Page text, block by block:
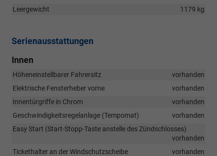
Leergewicht
1179 kg
Serienausstattungen
Innen
Höheneinstellbarer Fahrersitz
vorhanden
Elektrische Fensterheber vorne
vorhanden
Innentürgriffe in Chrom
vorhanden
Geschwindigkeitsregelanlage (Tempomat)
vorhanden
Easy Start (Start-Stopp-Taste anstelle des Zündschlosses)
vorhanden
Tickethalter an der Windschutzscheibe
vorhanden